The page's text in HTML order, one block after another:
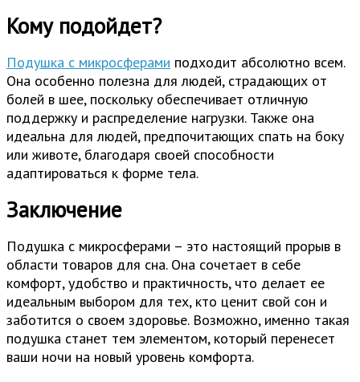
Кому подойдет?
Подушка с микросферами подходит абсолютно всем.
Она особенно полезна для людей, страдающих от
болей в шее, поскольку обеспечивает отличную
поддержку и распределение нагрузки. Также она
идеальна для людей, предпочитающих спать на боку
или животе, благодаря своей способности
адаптироваться к форме тела.
Заключение
Подушка с микросферами – это настоящий прорыв в
области товаров для сна. Она сочетает в себе
комфорт, удобство и практичность, что делает ее
идеальным выбором для тех, кто ценит свой сон и
заботится о своем здоровье. Возможно, именно такая
подушка станет тем элементом, который перенесет
ваши ночи на новый уровень комфорта.